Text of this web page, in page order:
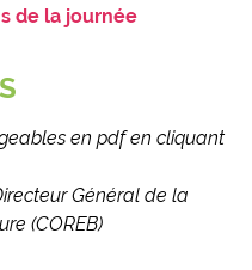
de la journée
en pdf en cliquant
Général de la
(COREB)